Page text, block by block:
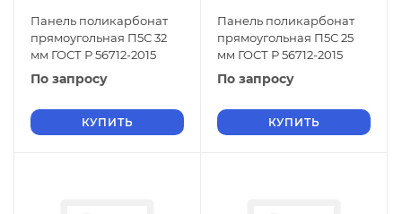
Панель поликарбонат
прямоугольная П5С 32
мм ГОСТ Р 56712-2015
По запросу
КУПИТЬ
Панель поликарбонат
прямоугольная П5С 25
мм ГОСТ Р 56712-2015
По запросу
КУПИТЬ